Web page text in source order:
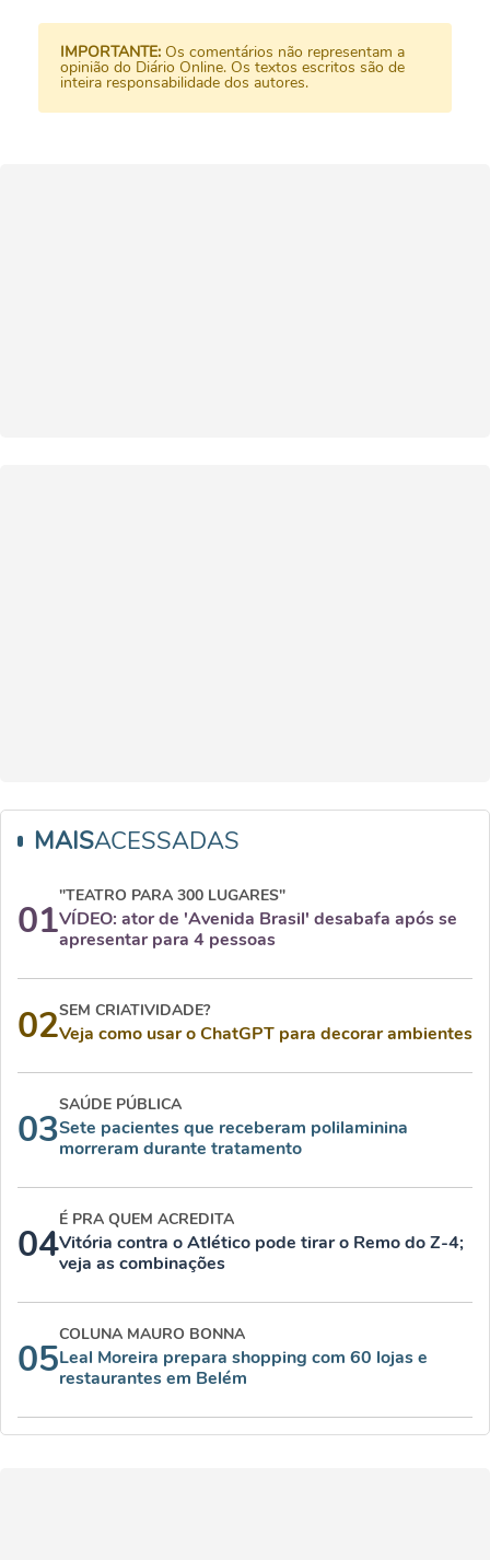
IMPORTANTE: Os comentários não representam a
opinião do Diário Online. Os textos escritos são de
inteira responsabilidade dos autores.
MAISACESSADAS
01
"TEATRO PARA 300 LUGARES"
VÍDEO: ator de 'Avenida Brasil' desabafa após se
apresentar para 4 pessoas
02SEM CRIATIVIDADE?
Veja como usar o ChatGPT para decorar ambientes
03
SAÚDE PÚBLICA
Sete pacientes que receberam polilaminina
morreram durante tratamento
04
É PRA QUEM ACREDITA
Vitória contra o Atlético pode tirar o Remo do Z-4;
veja as combinações
05
COLUNA MAURO BONNA
Leal Moreira prepara shopping com 60 lojas e
restaurantes em Belém